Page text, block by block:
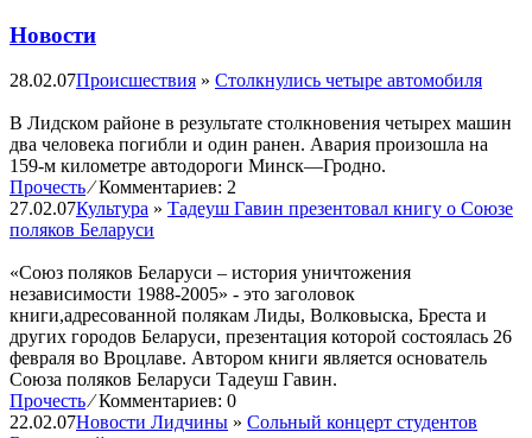
Новости
28.02.07Происшествия » Столкнулись четыре автомобиля
В Лидском районе в результате столкновения четырех машин
два человека погибли и один ранен. Авария произошла на
159-м километре автодороги Минск—Гродно.
Прочесть ⁄Комментариев: 2
27.02.07Культура » Тадеуш Гавин презентовал книгу о Союзе
поляков Беларуси
«Союз поляков Беларуси – история уничтожения
независимости 1988-2005» - это заголовок
книги,адресованной полякам Лиды, Волковыска, Бреста и
других городов Беларуси, презентация которой состоялась 26
февраля во Вроцлаве. Автором книги является основатель
Союза поляков Беларуси Тадеуш Гавин.
Прочесть ⁄Комментариев: 0
22.02.07Новости Лидчины » Сольный концерт студентов